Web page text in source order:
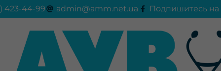
423-44-99 admin@amm.net.ua Подпишитесь на